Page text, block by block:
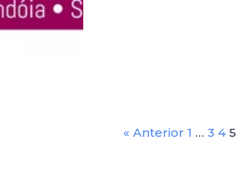
« Anterior 1 … 3 4 5